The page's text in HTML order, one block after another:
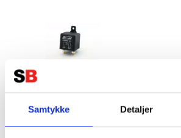
Samtykke Detaljer
RELÄ 'High
4-pins